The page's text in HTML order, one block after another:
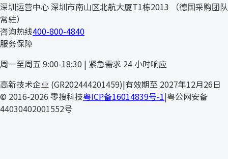
深圳运营中心深圳市南山区北航大厦T1栋2013
（德国采购团队
常驻）
咨询热线400-800-4840
服务保障
周一至周五 9:00-18:30 | 紧急需求 24 小时响应
高新技术企业 (GR202444201459)|有效期至 2027年12月26日
© 2016-2026 零搜科技粤ICP备16014839号-1|粤公网安备
44030402001552号